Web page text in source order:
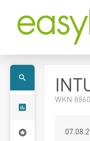
WKN